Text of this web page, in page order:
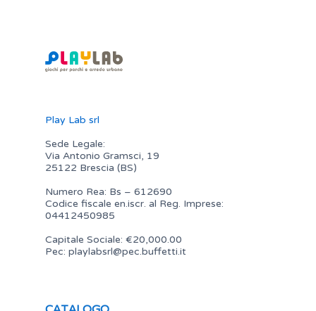
Play Lab srl
Sede Legale:
Via Antonio Gramsci, 19
25122 Brescia (BS)
Numero Rea: Bs – 612690
Codice fiscale en.iscr. al Reg. Imprese:
04412450985
Capitale Sociale: €20,000.00
Pec: playlabsrl@pec.buffetti.it